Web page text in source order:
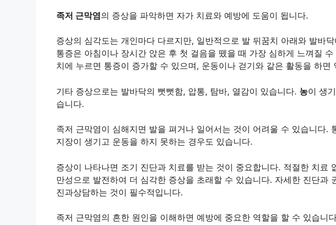
족저 근막염의 증상을 파악하면 자가 치료와 예방에 도움이 됩니다.
증상의 심각도는 개인마다 다르지만, 일반적으로 발 뒤꿈치 아래와 발바
통증은 아침이나 장시간 앉은 후 첫 걸음을 뗐을 때 가장 심하게 느껴질
치에 누르면 통증이 증가할 수 있으며, 운동이나 걷기와 같은 활동을 하면
기타 증상으로는 발바닥의 뻣뻣함, 압통, 탐바, 열감이 있습니다. 농이 생
습니다.
족저 근막염이 심해지면 발을 펴거나 일어서는 것이 어려울 수 있습니다.
지장이 생기고 운동을 하지 못하는 경우도 있습니다.
증상이 나타나면 조기 진단과 치료를 받는 것이 중요합니다. 적절한 치료
만성으로 발전하여 더 심각한 증상을 초래할 수 있습니다. 자세한 진단과
진과상담하는 것이 필수적입니다.
족저 근막염의 흔한 원인을 이해하면 예방에 중요한 역할을 할 수 있습니